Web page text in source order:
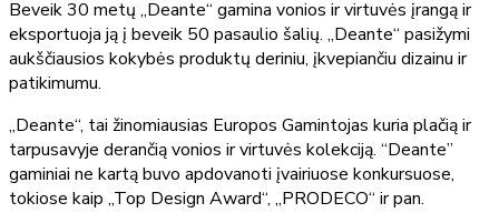
Beveik 30 metų „Deante“ gamina vonios ir virtuvės įrangą ir
eksportuoja ją į beveik 50 pasaulio šalių. „Deante“ pasižymi
aukščiausios kokybės produktų deriniu, įkvepiančiu dizainu ir
patikimumu.
„Deante“, tai žinomiausias Europos Gamintojas kuria plačią ir
tarpusavyje derančią vonios ir virtuvės kolekciją. “Deante”
gaminiai ne kartą buvo apdovanoti įvairiuose konkursuose,
tokiose kaip „Top Design Award“, „PRODECO“ ir pan.